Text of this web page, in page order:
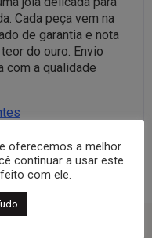
Cada peça vem na
de garantia e nota
do ouro. Envio
com a qualidade
oferecemos a melhor
continuar a usar este
com ele.